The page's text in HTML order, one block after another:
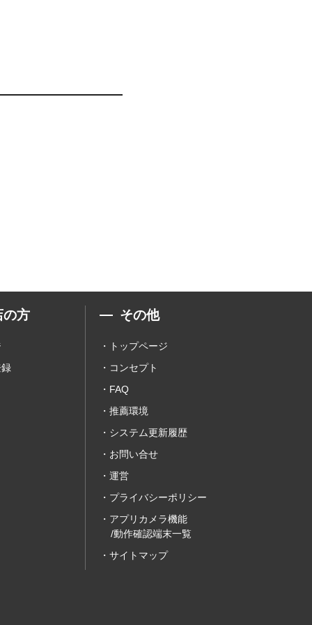
の方 その他
トップページ
コンセプト
FAQ
推薦環境
システム更新履歴
お問い合せ
運営
プライバシーポリシー
アプリカメラ機能
/動作確認端末一覧
サイトマップ